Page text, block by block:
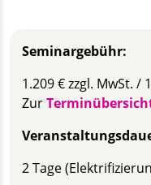
Seminargebühr:
1.209 € zzgl. MwSt. /
Zur
2 Tage